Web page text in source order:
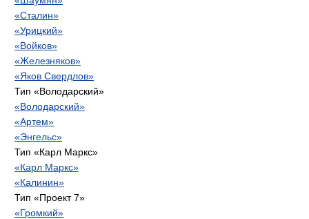
«Сталин»
«Урицкий»
«Войков»
«Железняков»
«Яков Свердлов»
Тип «Володарский»
«Володарский»
«Артем»
«Энгельс»
Тип «Карл Маркс»
«Карл Маркс»
«Калинин»
Тип «Проект 7»
«Громкий»